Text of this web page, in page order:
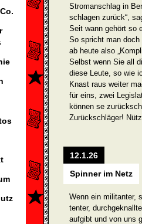
Stromanschlag in
schlagen zurück“,
Seit wann gehört so
So spricht man
ab heute also
Selbst wenn Sie all
diese Leute, so wie
Knast raus weiter
für eins, zwei
können se
Zurückschläger!
12.1.26
Spinner im Netz
Wenn ein militanter,
tenter,
aufgibt und von uns